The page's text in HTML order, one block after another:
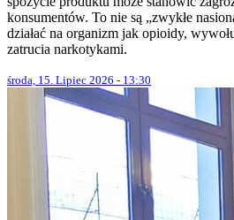
konsumentów. To nie są „zwykłe
działać na organizm jak opioidy,
zatrucia narkotykami.
środa, 15. Lipiec 2026 - 13:30